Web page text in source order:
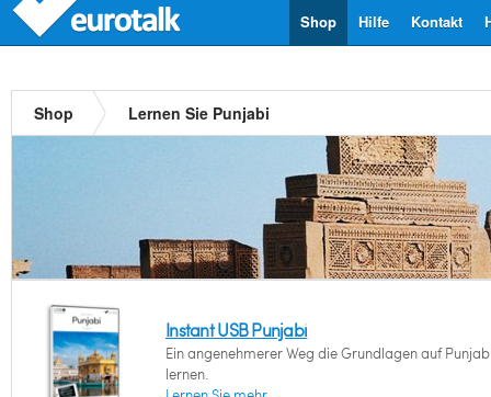
Kontakt
Hilfe
Shop
Shop Lernen Sie Punjabi
Instant USB Punjabi
Ein angenehmerer Weg die Grundlagen auf
lernen.